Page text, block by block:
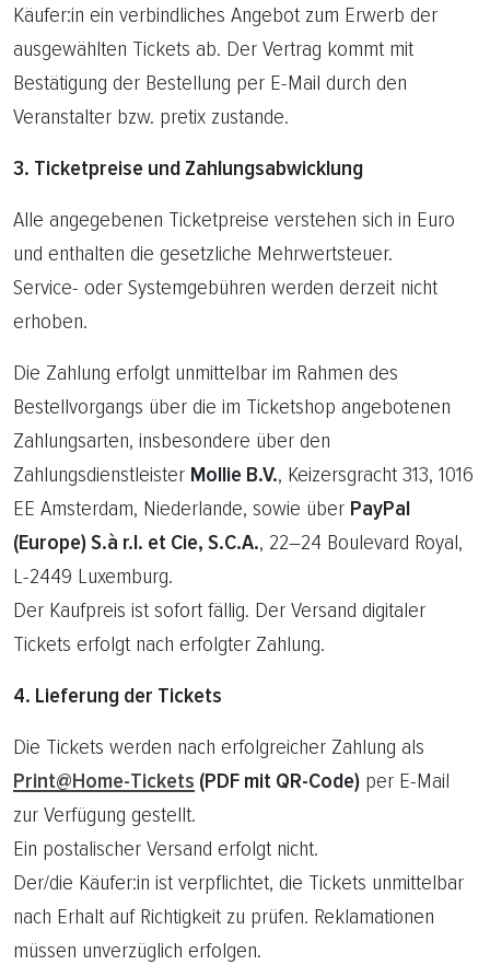
Käufer:in ein verbindliches Angebot zum Erwerb der
ausgewählten Tickets ab. Der Vertrag kommt mit
Bestätigung der Bestellung per E-Mail durch den
Veranstalter bzw. pretix zustande.
3. Ticketpreise und Zahlungsabwicklung
Alle angegebenen Ticketpreise verstehen sich in Euro
und enthalten die gesetzliche Mehrwertsteuer.
Service- oder Systemgebühren werden derzeit nicht
erhoben.
Die Zahlung erfolgt unmittelbar im Rahmen des
Bestellvorgangs über die im Ticketshop angebotenen
Zahlungsarten, insbesondere über den
Zahlungsdienstleister Mollie B.V., Keizersgracht 313, 1016
EE Amsterdam, Niederlande, sowie über PayPal
(Europe) S.à r.l. et Cie, S.C.A., 22–24 Boulevard Royal,
L-2449 Luxemburg.
Der Kaufpreis ist sofort fällig. Der Versand digitaler
Tickets erfolgt nach erfolgter Zahlung.
4. Lieferung der Tickets
Die Tickets werden nach erfolgreicher Zahlung als
Print@Home-Tickets (PDF mit QR-Code) per E-Mail
zur Verfügung gestellt.
Ein postalischer Versand erfolgt nicht.
Der/die Käufer:in ist verpflichtet, die Tickets unmittelbar
nach Erhalt auf Richtigkeit zu prüfen. Reklamationen
müssen unverzüglich erfolgen.